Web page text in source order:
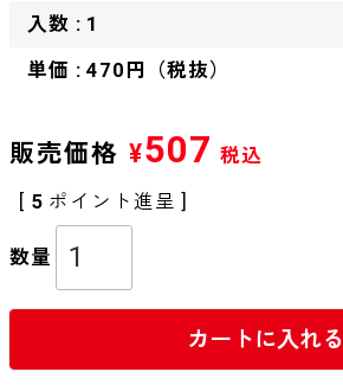
入数 : 1
単価 : 470円（税抜）
販売価格 ¥507 税込
[ 5 ポイント進呈 ]
カートに入れる